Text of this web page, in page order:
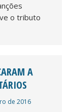
o tributo
A
de 2016